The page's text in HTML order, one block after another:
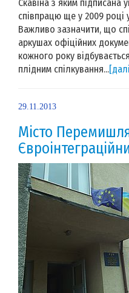
Скавіна з яким підписана
співпрацю ще у 2009 році
Важливо зазначити, що
аркушах офіційних
кожного року
плідним спілкування...
29.11.2013
Місто